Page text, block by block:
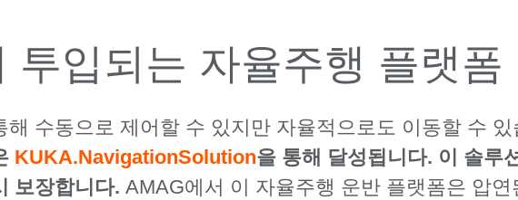
투입되는 자율주행 플랫폼
수동으로 제어할 수 있지만 자율적으로도 이동할 수 있
KUKA.NavigationSolution을 통해 달성됩니다. 이 솔루
보장합니다. AMAG에서 이 자율주행 운반 플랫폼은 압연